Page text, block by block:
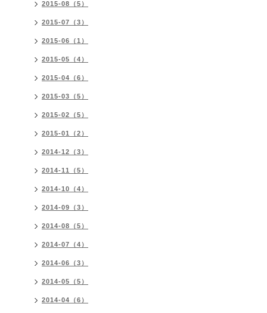
2015-08（5）
2015-07（3）
2015-06（1）
2015-05（4）
2015-04（6）
2015-03（5）
2015-02（5）
2015-01（2）
2014-12（3）
2014-11（5）
2014-10（4）
2014-09（3）
2014-08（5）
2014-07（4）
2014-06（3）
2014-05（5）
2014-04（6）